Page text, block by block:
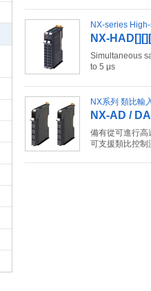
NX-series
NX-
Simultaneous
to 5 μs
NX系列 類比輸
NX-AD / DA
備有從可進行高
可支援類比控制